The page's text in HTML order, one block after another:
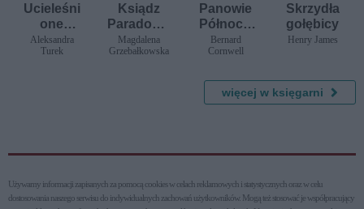
Ucieleśni
one
emocje.
Osobliwo
Aleksandra
Turek
Ksiądz
Paradoks.
Biografia
księdza
Magdalena
Grzebałkowska
Panowie
Północy.
Wojny
wikingów.
Bernard
Cornwell
Skrzydła
gołębicy
Henry James
więcej w księgarni
Używamy informacji zapisanych za pomocą cookies w celach reklamowych i statystycznych oraz w celu
dostosowania naszego serwisu do indywidualnych zachowań użytkowni­ków. Mogą też stosować je współpracujący